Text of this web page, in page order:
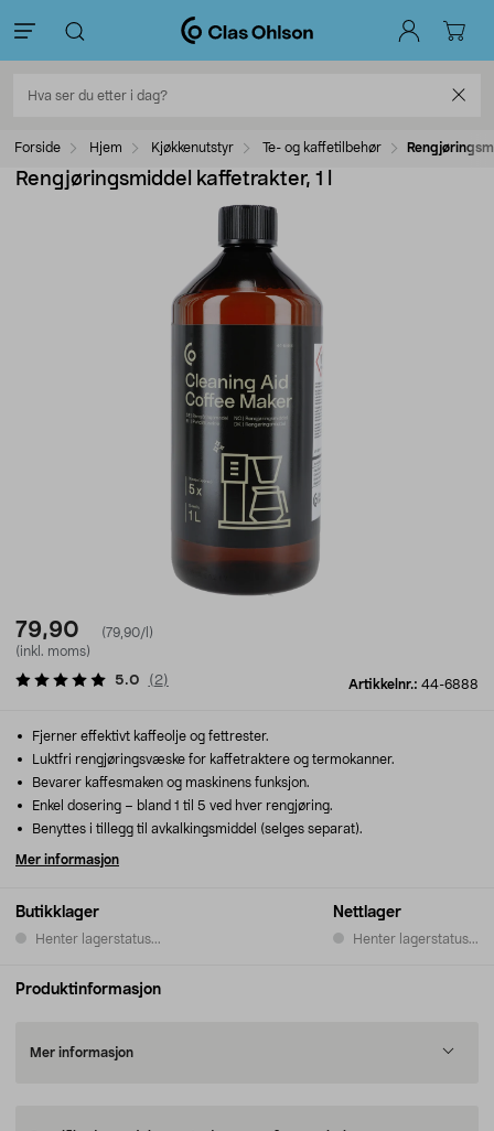
Forside Hjem Kjøkkenutstyr Te- og kaffetilbehør
Rengjøringsmiddel kaffetrakter, 1 l
79,90
(79,90/l)
(inkl. moms)
Artikkelnr.: 44-6888
5.0 ( 2)
Butikklager
Henter lagerstatus...
Nettlager
Henter lagerstatus...
Fjerner effektivt kaffeolje og fettrester.
Luktfri rengjøringsvæske for kaffetraktere og termokanner.
Bevarer kaffesmaken og maskinens funksjon.
Enkel dosering – bland 1 til 5 ved hver rengjøring.
Benyttes i tillegg til avkalkingsmiddel (selges separat).
Mer informasjon
Produktinformasjon
Mer informasjon